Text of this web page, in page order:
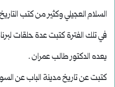
السلام العجيلي وكثير من كتب
في تلك الفترة كتبت عدة حلقات
يعده الدكتور طالب عمران .
كتبت عن تاريخ مدينة الباب عن